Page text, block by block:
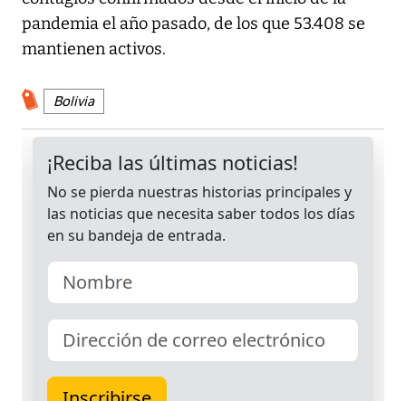
pandemia el año pasado, de los que 53.408 se
mantienen activos.
Bolivia